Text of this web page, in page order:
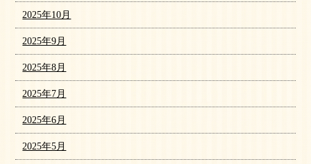
2025年10月
2025年9月
2025年8月
2025年7月
2025年6月
2025年5月